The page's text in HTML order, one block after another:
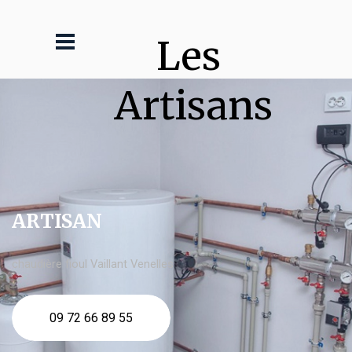
Les
Artisans
ARTISAN
chaudière fioul Vaillant Venelles
09 72 66 89 55